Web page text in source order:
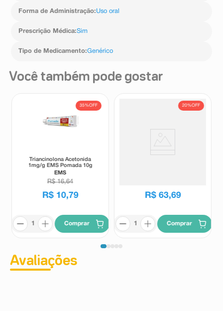
Forma de Administração:Uso oral
Prescrição Médica:Sim
Tipo de Medicamento:Genérico
Você também pode gostar
35%OFF
Triancinolona Acetonida
1mg/g EMS Pomada 10g
EMS
R$ 16,64
R$ 10,79
Comprar
20%OFF
R$ 63,69
Comprar
Avaliações